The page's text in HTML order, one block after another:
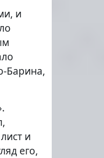
и
Барина,
и
его,